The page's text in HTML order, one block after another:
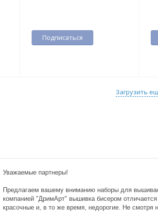
Подписаться
Загрузить
Уважаемые партнеры!
Предлагаем вашему вниманию наборы для
компанией "ДримАрт" вышивка бисером
красочные и, в то же время, недорогие. Не смотря